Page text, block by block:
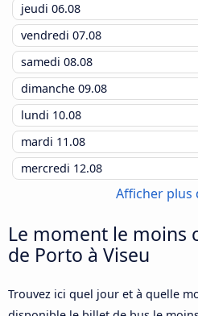
jeudi 06.08
vendredi 07.08
samedi 08.08
dimanche 09.08
lundi 10.08
mardi 11.08
mercredi 12.08
Afficher plus
Le moment le moins
de Porto à Viseu
Trouvez ici quel jour et à quelle